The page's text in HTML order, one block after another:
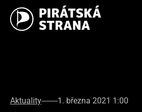
Aktuality 1. března 2021 1:00